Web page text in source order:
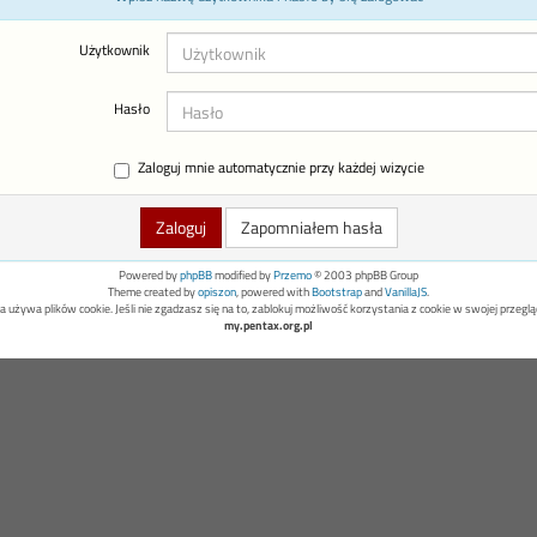
Użytkownik
Hasło
Zaloguj mnie automatycznie przy każdej wizycie
Zapomniałem hasła
Powered byphpBBmodified byPrzemo© 2003 phpBB Group
Theme created byopiszon, powered withBootstrapandVanillaJS.
używa plików cookie. Jeśli nie zgadzasz się na to, zablokuj możliwość korzystania z cookie w swojej
my.pentax.org.pl